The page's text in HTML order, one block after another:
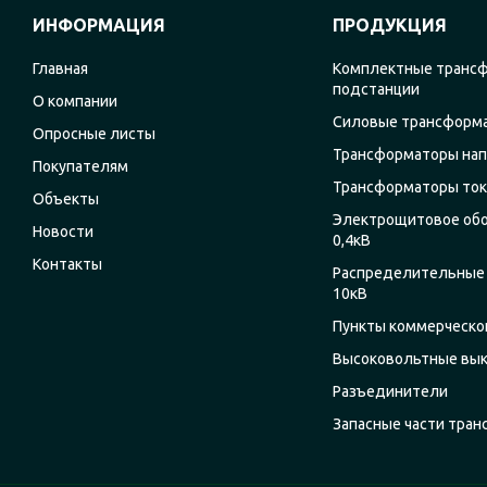
ИНФОРМАЦИЯ
Главная
О компании
Опросные листы
Покупателям
Объекты
Новости
Контакты
ПРОДУКЦИЯ
Комплектные
подстанции
Силовые
Трансформаторы
Трансформаторы
Электрощитовое
0,4кВ
Распределительные
10кВ
Пункты
Высоковольтные
Разъединители
Запасные части